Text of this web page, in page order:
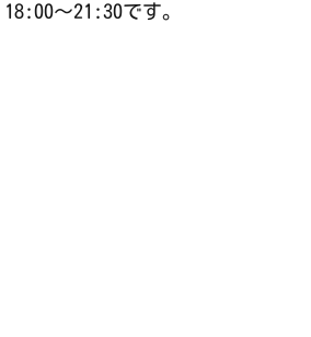
〜21:30です。